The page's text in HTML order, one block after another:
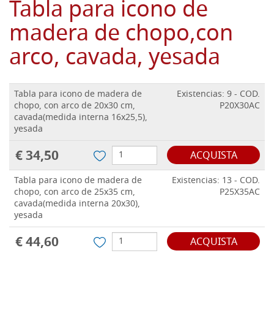
Tabla para icono de
madera de chopo,con
arco, cavada, yesada
Tabla para icono de madera de
chopo, con arco de 20x30 cm,
cavada(medida interna 16x25,5),
yesada
Existencias: 9 - COD.
P20X30AC
€ 34,50 ACQUISTA
Tabla para icono de madera de
chopo, con arco de 25x35 cm,
cavada(medida interna 20x30),
yesada
Existencias: 13 - COD.
P25X35AC
€ 44,60 ACQUISTA